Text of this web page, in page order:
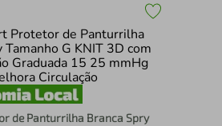
de Panturrilha Branca Spry